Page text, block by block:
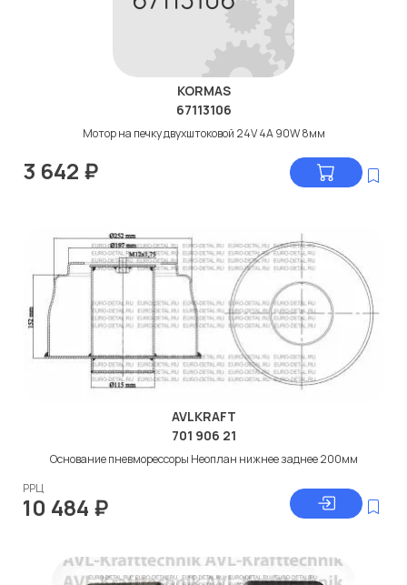
KORMAS
67113106
Мотор на печку двухштоковой 24V 4A 90W 8мм
3 642 ₽
AVLKRAFT
701 906 21
Основание пневморессоры Неоплан нижнее заднее 200мм
РРЦ
10 484 ₽